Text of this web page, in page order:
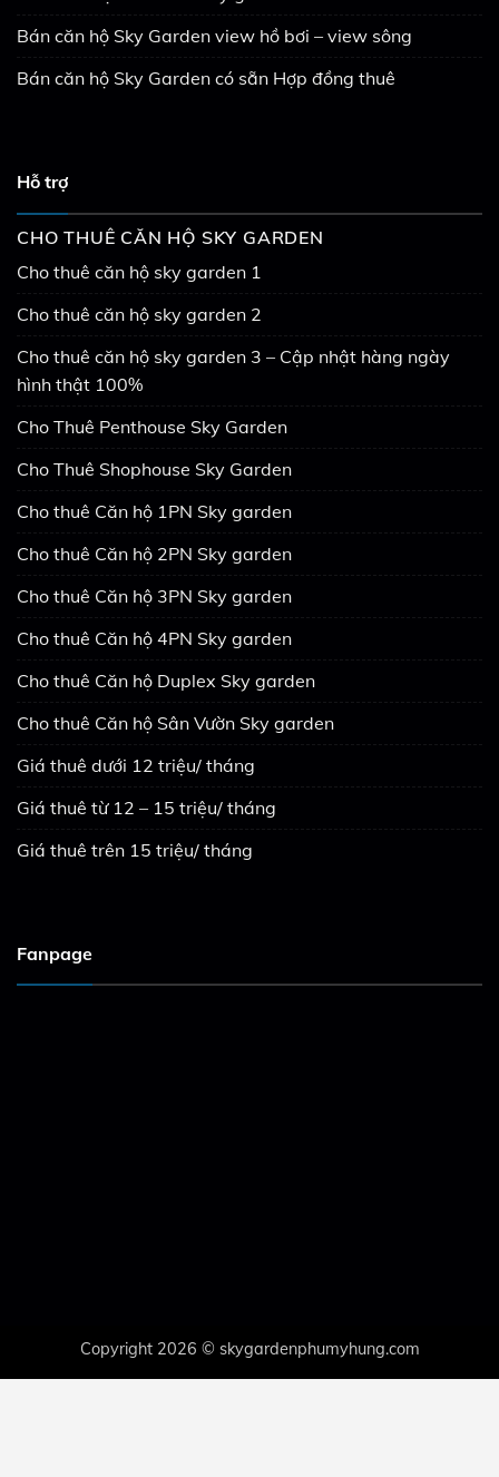
Bán căn hộ Sky Garden view hồ bơi – view sông
Bán căn hộ Sky Garden có sẵn Hợp đồng thuê
Hỗ trợ
CHO THUÊ CĂN HỘ SKY GARDEN
Cho thuê căn hộ sky garden 1
Cho thuê căn hộ sky garden 2
Cho thuê căn hộ sky garden 3 – Cập nhật hàng ngày
hình thật 100%
Cho Thuê Penthouse Sky Garden
Cho Thuê Shophouse Sky Garden
Cho thuê Căn hộ 1PN Sky garden
Cho thuê Căn hộ 2PN Sky garden
Cho thuê Căn hộ 3PN Sky garden
Cho thuê Căn hộ 4PN Sky garden
Cho thuê Căn hộ Duplex Sky garden
Cho thuê Căn hộ Sân Vườn Sky garden
Giá thuê dưới 12 triệu/ tháng
Giá thuê từ 12 – 15 triệu/ tháng
Giá thuê trên 15 triệu/ tháng
Fanpage
Copyright 2026 © skygardenphumyhung.com